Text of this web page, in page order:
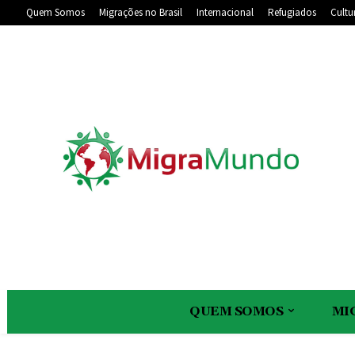
Quem Somos Migrações no Brasil Internacional Refugiados
QUEM SOMOS